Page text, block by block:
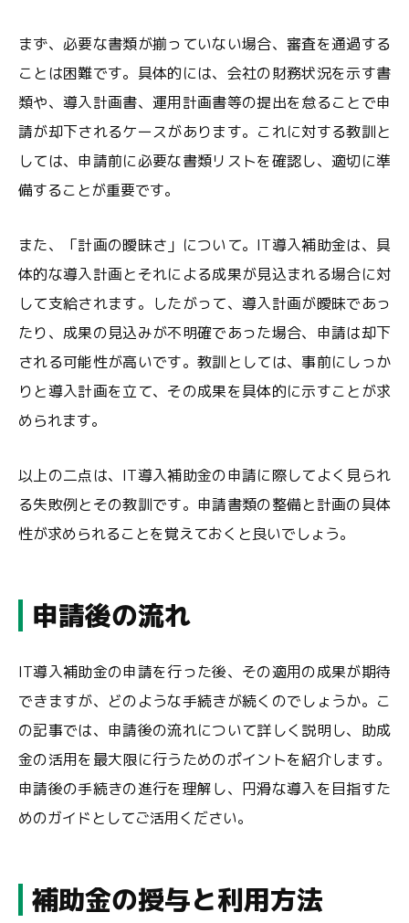
まず、必要な書類が揃っていない場合、審査を通過する
ことは困難です。具体的には、会社の財務状況を示す書
類や、導入計画書、運用計画書等の提出を怠ることで申
請が却下されるケースがあります。これに対する教訓と
しては、申請前に必要な書類リストを確認し、適切に準
備することが重要です。
また、「計画の曖昧さ」について。IT導入補助金は、具
体的な導入計画とそれによる成果が見込まれる場合に対
して支給されます。したがって、導入計画が曖昧であっ
たり、成果の見込みが不明確であった場合、申請は却下
される可能性が高いです。教訓としては、事前にしっか
りと導入計画を立て、その成果を具体的に示すことが求
められます。
以上の二点は、IT導入補助金の申請に際してよく見られ
る失敗例とその教訓です。申請書類の整備と計画の具体
性が求められることを覚えておくと良いでしょう。
申請後の流れ
IT導入補助金の申請を行った後、その適用の成果が期待
できますが、どのような手続きが続くのでしょうか。こ
の記事では、申請後の流れについて詳しく説明し、助成
金の活用を最大限に行うためのポイントを紹介します。
申請後の手続きの進行を理解し、円滑な導入を目指すた
めのガイドとしてご活用ください。
補助金の授与と利用方法